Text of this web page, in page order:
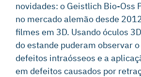
novidades: o Geistlich Bio-Oss
no mercado alemão desde
filmes em 3D. Usando óculos
do estande puderam observar
defeitos intraósseos e a
em defeitos causados por